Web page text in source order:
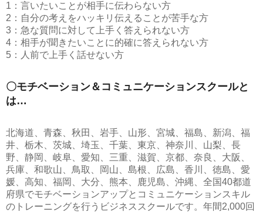
1：言いたいことが相手に伝わらない方
2：自分の考えをハッキリ伝えることが苦手な方
3：急な質問に対して上手く答えられない方
4：相手が聞きたいことに的確に答えられない方
5：人前で上手く話せない方
〇モチベーション＆コミュニケーションスクールと
は…
北海道、青森、秋田、岩手、山形、宮城、福島、新潟、福
井、栃木、茨城、埼玉、千葉、東京、神奈川、山梨、長
野、静岡、岐阜、愛知、三重、滋賀、京都、奈良、大阪、
兵庫、和歌山、鳥取、岡山、島根、広島、香川、徳島、愛
媛、高知、福岡、大分、熊本、鹿児島、沖縄、全国40都道
府県でモチベーションアップとコミュニケーションスキル
のトレーニングを行うビジネススクールです。年間2,000回